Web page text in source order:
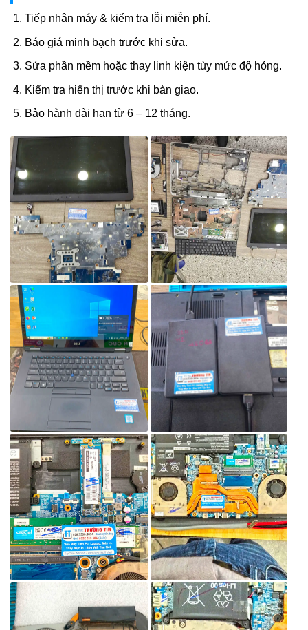
Tiếp nhận máy & kiểm tra lỗi miễn phí.
Báo giá minh bạch trước khi sửa.
Sửa phần mềm hoặc thay linh kiện tùy mức độ hỏng.
Kiểm tra hiển thị trước khi bàn giao.
Bảo hành dài hạn từ 6 – 12 tháng.